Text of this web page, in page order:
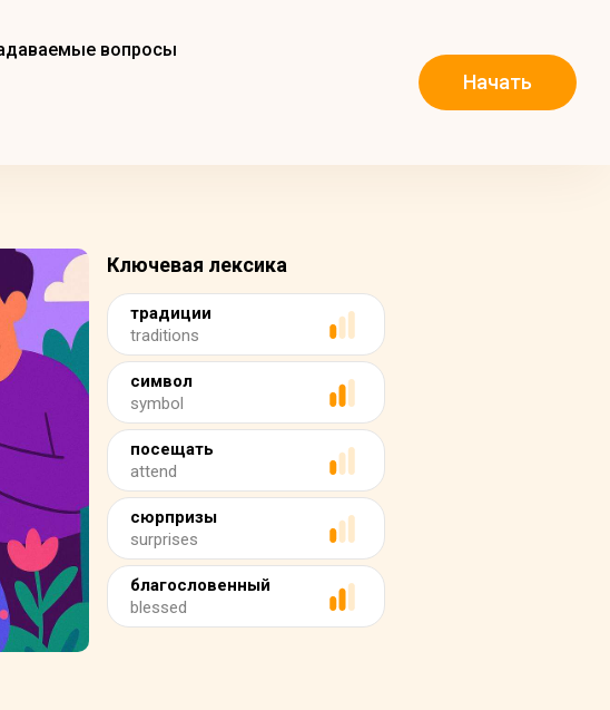
вопросы
Начать
Ключевая лексика
традиции
traditions
символ
symbol
посещать
attend
сюрпризы
surprises
благословенный
blessed